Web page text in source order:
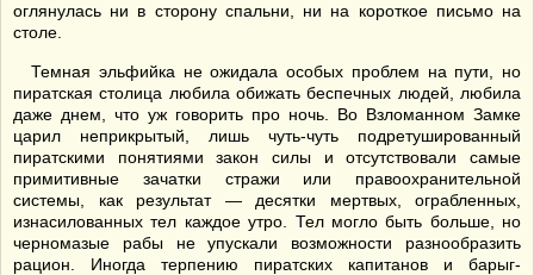
оглянулась ни в сторону спальни, ни на короткое письмо на
столе.
Темная эльфийка не ожидала особых проблем на пути, но
пиратская столица любила обижать беспечных людей, любила
даже днем, что уж говорить про ночь. Во Взломанном Замке
царил неприкрытый, лишь чуть-чуть подретушированный
пиратскими понятиями закон силы и отсутствовали самые
примитивные зачатки стражи или правоохранительной
системы, как результат — десятки мертвых, ограбленных,
изнасилованных тел каждое утро. Тел могло быть больше, но
черномазые рабы не упускали возможности разнообразить
рацион. Иногда терпению пиратских капитанов и барыг-